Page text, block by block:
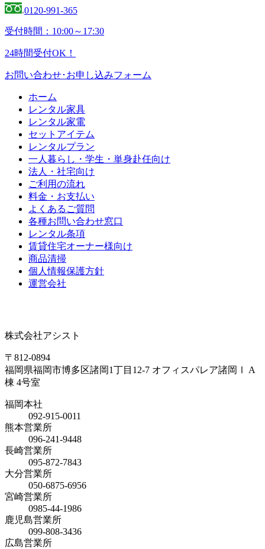
0120-991-365
受付時間：10:00～17:30
24時間受付OK！
お問い合わせ･お申し込みフォーム
ホーム
レンタル家具
レンタル家電
セットアイテム
レンタルプラン
一人暮らし・学生・単身赴任向け
法人・社宅向け
ご利用の流れ
料金・お支払い
よくあるご質問
各種お問い合わせ窓口
レンタル条項
賃貸住宅オーナー様向け
商品清掃
個人情報保護方針
運営会社
株式会社アシスト
〒812-0894
福岡県福岡市博多区諸岡1丁目12-7 オフィスパレア諸岡Ⅰ A
棟 4号室
福岡本社
092-915-0011
熊本営業所
096-241-9448
長崎営業所
095-872-7843
大分営業所
050-6875-6956
宮崎営業所
0985-44-1986
鹿児島営業所
099-808-3436
広島営業所